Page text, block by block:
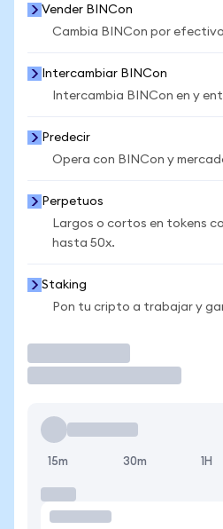
Vender BINCon
Cambia BINCon por
Intercambiar BINCon
Intercambia BINCon en y
Predecir
Opera con BINCon y
Perpetuos
Largos o cortos en tokens
hasta 50x.
Staking
Pon tu cripto a trabajar y
15m 30m 1H